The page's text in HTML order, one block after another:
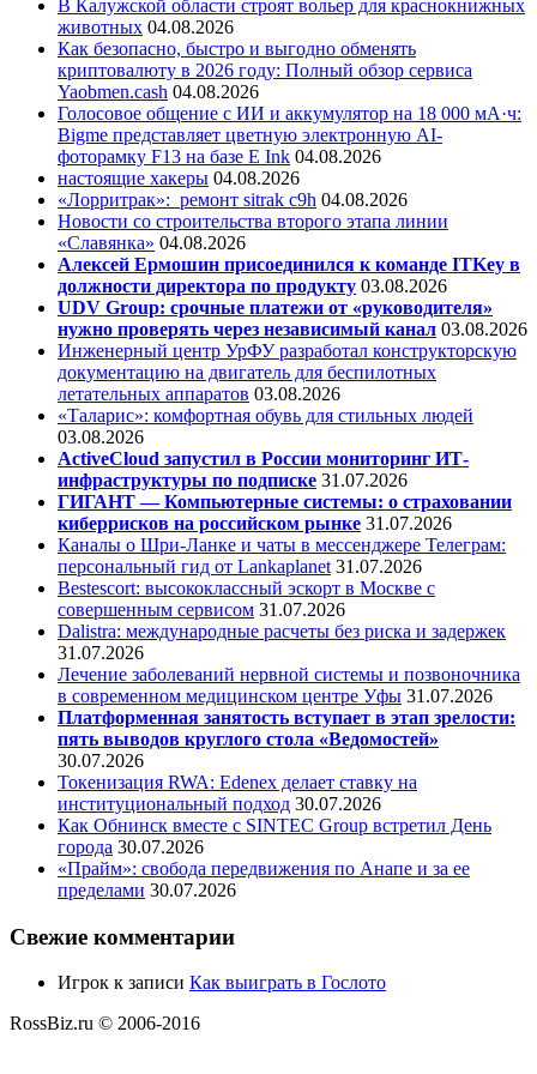
В Калужской области строят вольер для краснокнижных
животных 04.08.2026
Как безопасно, быстро и выгодно обменять
криптовалюту в 2026 году: Полный обзор сервиса
Yaobmen.cash 04.08.2026
Голосовое общение с ИИ и аккумулятор на 18 000 мА·ч:
Bigme представляет цветную электронную AI-
фоторамку F13 на базе E Ink 04.08.2026
настоящие хакеры 04.08.2026
«Лорритрак»: ремонт sitrak c9h 04.08.2026
Новости со строительства второго этапа линии
«Славянка» 04.08.2026
Алексей Ермошин присоединился к команде ITKey в
должности директора по продукту 03.08.2026
UDV Group: срочные платежи от «руководителя»
нужно проверять через независимый канал 03.08.2026
Инженерный центр УрФУ разработал конструкторскую
документацию на двигатель для беспилотных
летательных аппаратов 03.08.2026
«Таларис»: комфортная обувь для стильных людей
03.08.2026
ActiveCloud запустил в России мониторинг ИТ-
инфраструктуры по подписке 31.07.2026
ГИГАНТ — Компьютерные системы: о страховании
киберрисков на российском рынке 31.07.2026
Каналы о Шри-Ланке и чаты в мессенджере Телеграм:
персональный гид от Lankaplanet 31.07.2026
Bestescort: высококлассный эскорт в Москве с
совершенным сервисом 31.07.2026
Dalistra: международные расчеты без риска и задержек
31.07.2026
Лечение заболеваний нервной системы и позвоночника
в современном медицинском центре Уфы 31.07.2026
Платформенная занятость вступает в этап зрелости:
пять выводов круглого стола «Ведомостей»
30.07.2026
Токенизация RWA: Edenex делает ставку на
институциональный подход 30.07.2026
Как Обнинск вместе с SINTEC Group встретил День
города 30.07.2026
«Прайм»: свобода передвижения по Анапе и за ее
пределами 30.07.2026
Свежие комментарии
Игрок к записи Как выиграть в Гослото
RossBiz.ru © 2006-2016